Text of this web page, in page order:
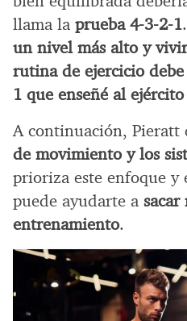
llama la prueba 4-3-2-1
un nivel más alto y
rutina de ejercicio
1 que enseñé al
A continuación, Pieratt
de movimiento y los
prioriza este enfoque y
puede ayudarte a sacar
entrenamiento.